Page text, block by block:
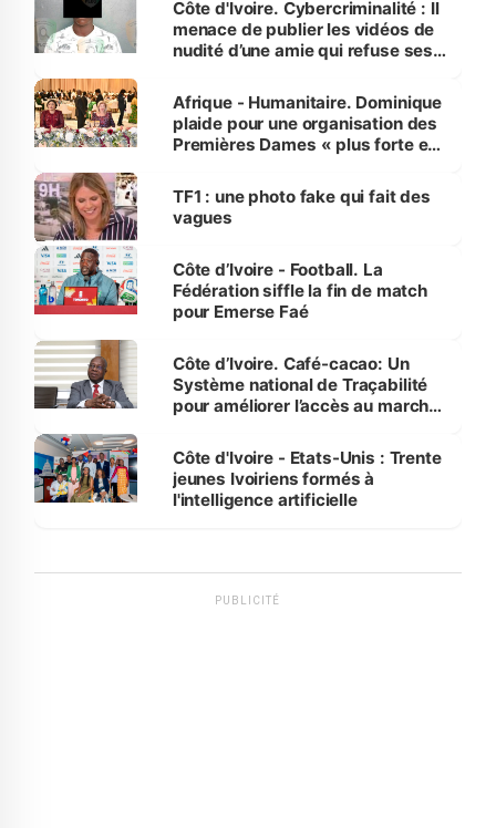
Côte d'Ivoire. Cybercriminalité : Il
menace de publier les vidéos de
nudité d’une amie qui refuse ses
Afrique - Humanitaire. Dominique
plaide pour une organisation des
Premières Dames « plus forte et
sur la scène internationale »
TF1 : une photo fake qui fait des
vagues
Côte d’Ivoire - Football. La
Fédération siffle la fin de match
pour Emerse Faé
Côte d’Ivoire. Café-cacao: Un
Système national de Traçabilité
pour améliorer l’accès au marché
Côte d'Ivoire - Etats-Unis : Trente
jeunes Ivoiriens formés à
l'intelligence artificielle
PUBLICITÉ